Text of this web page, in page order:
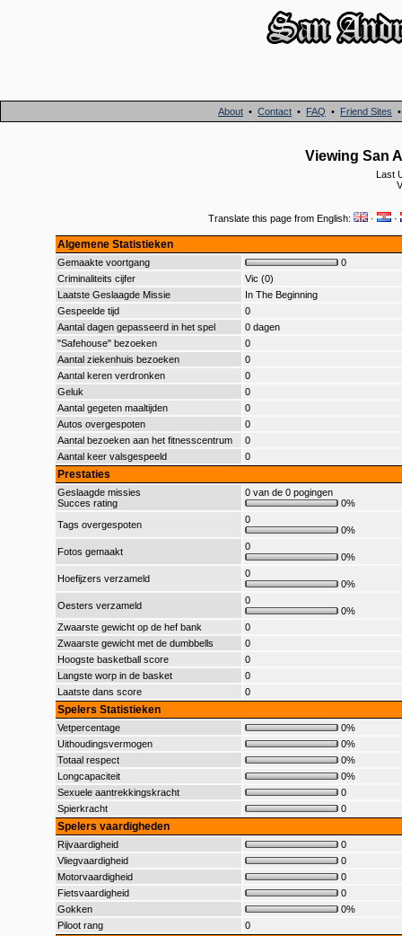
About • Contact • FAQ • Friend Sites
Viewing San
Last
Translate this page from English: · ·
Algemene Statistieken
Gemaakte voortgang
0
Criminaliteits cijfer
Vic (0)
Laatste Geslaagde Missie
In The Beginning
Gespeelde tijd
0
Aantal dagen gepasseerd in het spel
0 dagen
"Safehouse" bezoeken
0
Aantal ziekenhuis bezoeken
0
Aantal keren verdronken
0
Geluk
0
Aantal gegeten maaltijden
0
Autos overgespoten
0
Aantal bezoeken aan het fitnesscentrum
0
Aantal keer valsgespeeld
0
Prestaties
Geslaagde missies
Succes rating
0 van de 0 pogingen
0%
Tags overgespoten
0
0%
Fotos gemaakt
0
0%
Hoefijzers verzameld
0
0%
Oesters verzameld
0
0%
Zwaarste gewicht op de hef bank
0
Zwaarste gewicht met de dumbbells
0
Hoogste basketball score
0
Langste worp in de basket
0
Laatste dans score
0
Spelers Statistieken
Vetpercentage
0%
Uithoudingsvermogen
0%
Totaal respect
0%
Longcapaciteit
0%
Sexuele aantrekkingskracht
0
Spierkracht
0
Spelers vaardigheden
Rijvaardigheid
0
Vliegvaardigheid
0
Motorvaardigheid
0
Fietsvaardigheid
0
Gokken
0%
Piloot rang
0